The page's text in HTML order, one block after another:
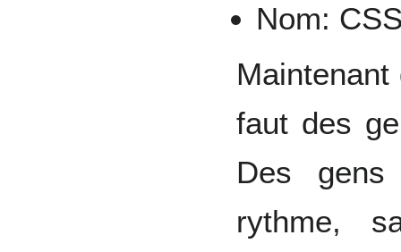
Nom:
Maintenant
faut des
Des
rythme,